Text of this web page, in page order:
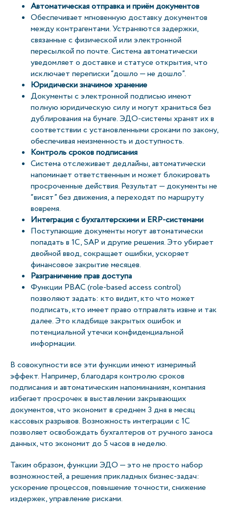
Автоматическая отправка и приём документов
Обеспечивает мгновенную доставку документов
между контрагентами. Устраняются задержки,
связанные с физической или электронной
пересылкой по почте. Система автоматически
уведомляет о доставке и статусе открытия, что
исключает переписки “дошло — не дошло”.
Юридически значимое хранение
Документы с электронной подписью имеют
полную юридическую силу и могут храниться без
дублирования на бумаге. ЭДО-системы хранят их в
соответствии с установленными сроками по закону,
обеспечивая неизменность и доступность.
Контроль сроков подписания
Система отслеживает дедлайны, автоматически
напоминает ответственным и может блокировать
просроченные действия. Результат — документы не
“висят” без движения, а переходят по маршруту
вовремя.
Интеграция с бухгалтерскими и ERP-системами
Поступающие документы могут автоматически
попадать в 1С, SAP и другие решения. Это убирает
двойной ввод, сокращает ошибки, ускоряет
финансовое закрытие месяцев.
Разграничение прав доступа
Функции РBAC (role-based access control)
позволяют задать: кто видит, кто что может
подписать, кто имеет право отправлять извне и так
далее. Это кладбище закрытых ошибок и
потенциальной утечки конфиденциальной
информации.
В совокупности все эти функции имеют измеримый
эффект. Например, благодаря контролю сроков
подписания и автоматическим напоминаниям, компания
избегает просрочек в выставлении закрывающих
документов, что экономит в среднем 3 дня в месяц
кассовых разрывов. Возможность интеграции с 1С
позволяет освобождать бухгалтеров от ручного заноса
данных, что экономит до 5 часов в неделю.
Таким образом, функции ЭДО — это не просто набор
возможностей, а решения прикладных бизнес-задач:
ускорение процессов, повышение точности, снижение
издержек, управление рисками.